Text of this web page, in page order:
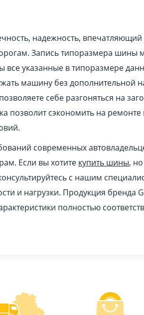
надежность, впечатляющий
Запись типоразмера шины
все указанные в типоразмере
машину без дополнительной
себе разгоняться на
позволит сэкономить на ремонте
современных
Если вы хотите купить шины,
с нашим
и нагрузки. Продукция бренда
полностью